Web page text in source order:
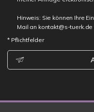
Hinweis: Sie können Ihre
Mail an kontakt@s-
* Pflichtfelder